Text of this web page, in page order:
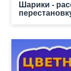
Шарики -